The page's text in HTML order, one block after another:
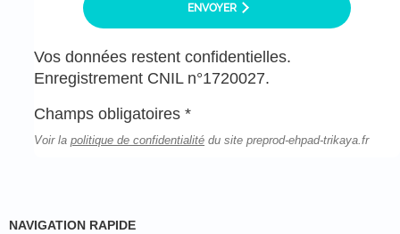
ENVOYER
Vos données restent confidentielles.
Enregistrement CNIL n°1720027.
Champs obligatoires *
Voir la politique de confidentialité du site preprod-ehpad-trikaya.fr
NAVIGATION RAPIDE